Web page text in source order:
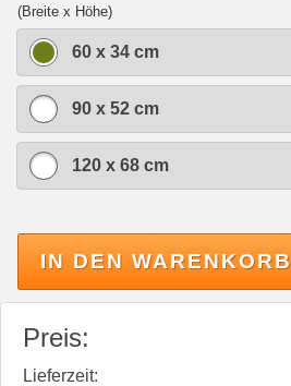
(Breite x Höhe)
60 x 34 cm
90 x 52 cm
120 x 68 cm
IN DEN WARENKORB
Preis:
Lieferzeit: